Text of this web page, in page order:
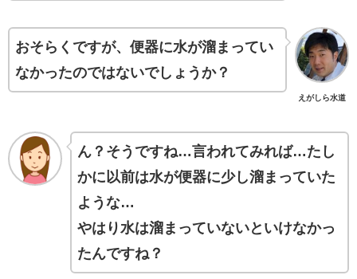
えがしら水道
おそらくですが、便器に水が溜まってい
なかったのではないでしょうか？
ん？そうですね…言われてみれば…たし
かに以前は水が便器に少し溜まっていた
ような…
やはり水は溜まっていないといけなかっ
たんですね？